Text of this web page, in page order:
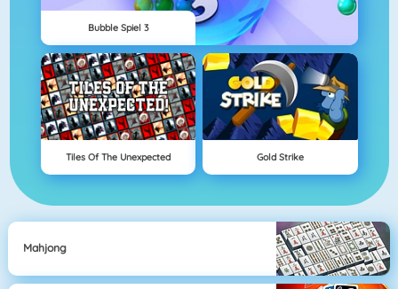
Bubble Spiel 3
Tiles Of The Unexpected Gold Strike
Mahjong